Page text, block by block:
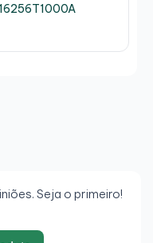
Seja o primeiro!